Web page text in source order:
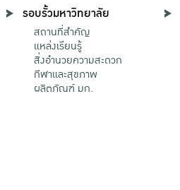
รอบรั้วมหาวิทยาลัย
สถานที่สำคัญ
แหล่งเรียนรู้
สิ่งอำนวยความสะดวก
กีฬาและสุขภาพ
ผลิตภัณฑ์ มก.